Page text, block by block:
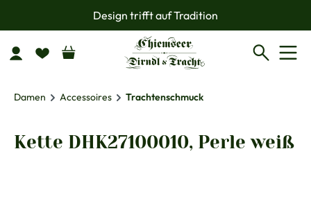
Zum Hauptinhalt springenDesign trifft auf Tradition
Damen Accessoires Trachtenschmuck
Kette DHK27100010, Perle weiß